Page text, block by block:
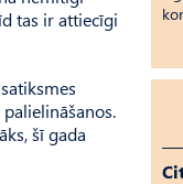
tas ir attiecīgi
šī gada